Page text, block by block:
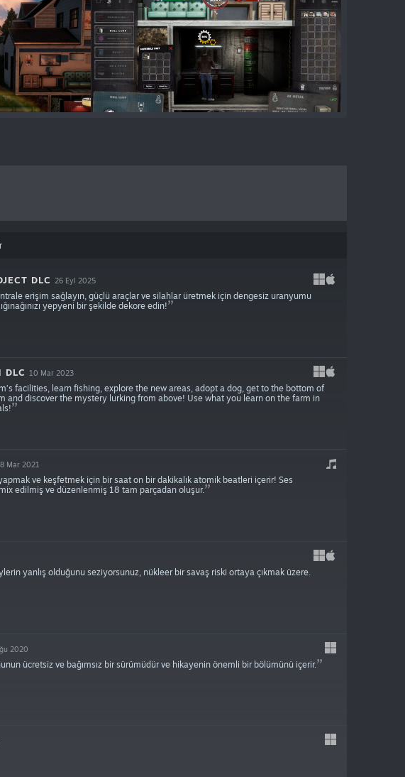
DLC 26 Eyl 2025
erişim sağlayın, güçlü araçlar ve silahlar üretmek için dengesiz uranyumu
yepyeni bir şekilde dekore edin!
DLC 10 Mar 2023
facilities, learn fishing, explore the new areas, adopt a dog, get to the bottom of
and discover the mystery lurking from above! Use what you learn on the farm in
Mar 2021
ve keşfetmek için bir saat on bir dakikalık atomik beatleri içerir! Ses
edilmiş ve düzenlenmiş 18 tam parçadan oluşur.
yanlış olduğunu seziyorsunuz, nükleer bir savaş riski ortaya çıkmak üzere.
2020
ücretsiz ve bağımsız bir sürümüdür ve hikayenin önemli bir bölümünü içerir.